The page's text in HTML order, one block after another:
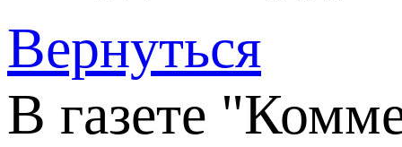
Вернуться
В газете